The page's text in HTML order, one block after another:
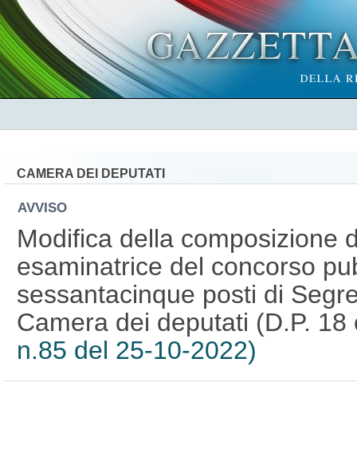
CAMERA DEI DEPUTATI
AVVISO
Modifica della composizione
esaminatrice del concorso
sessantacinque posti di
Camera dei deputati (D.P.
n.85 del 25-10-2022)